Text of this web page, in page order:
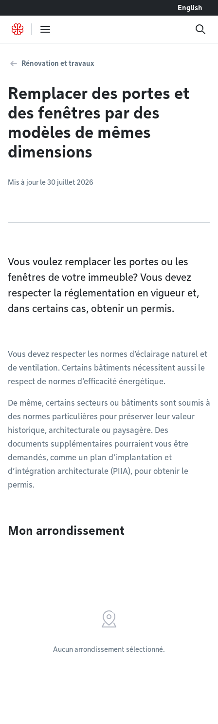
English
Rénovation et travaux
Remplacer des portes et
des fenêtres par des
modèles de mêmes
dimensions
Mis à jour le 30 juillet 2026
Vous voulez remplacer les portes ou les
fenêtres de votre immeuble? Vous devez
respecter la réglementation en vigueur et,
dans certains cas, obtenir un permis.
Vous devez respecter les normes d’éclairage naturel et
de ventilation. Certains bâtiments nécessitent aussi le
respect de normes d’efficacité énergétique.
De même, certains secteurs ou bâtiments sont soumis à
des normes particulières pour préserver leur valeur
historique, architecturale ou paysagère. Des
documents supplémentaires pourraient vous être
demandés, comme un plan d’implantation et
d’intégration architecturale (PIIA), pour obtenir le
permis.
Mon arrondissement
Aucun arrondissement sélectionné.